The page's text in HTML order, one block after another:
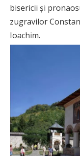
bisericii și
zugravilor
Ioachim.